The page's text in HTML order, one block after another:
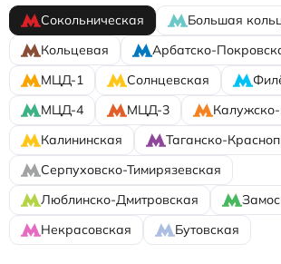
Сокольническая
Большая
Кольцевая
Арбатско-
МЦД-1
Солнцевская
МЦД-4
МЦД-3
Калининская
Таганско-
Серпуховско-Тимирязевская
Люблинско-Дмитровская
Некрасовская
Бутовская